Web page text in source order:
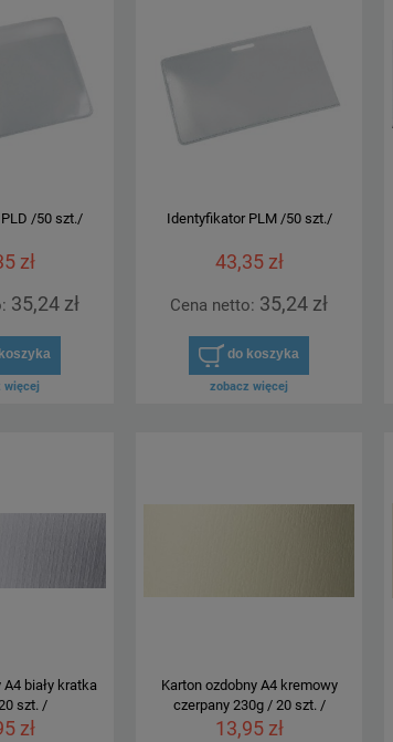
/50 szt./
zł
35,24 zł
więcej
Identyfikator PLM /50 szt./
43,35 zł
Cena netto: 35,24 zł
do koszyka
zobacz więcej
biały kratka
szt. /
zł
Karton ozdobny A4 kremowy
czerpany 230g / 20 szt. /
13,95 zł